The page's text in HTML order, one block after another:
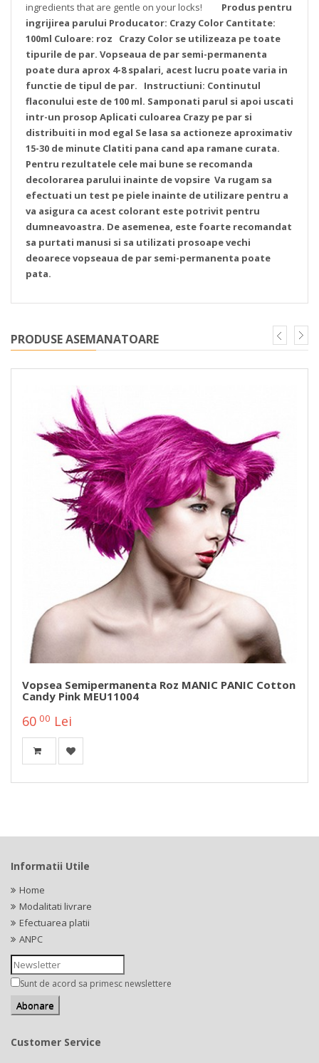
ingredients that are gentle on your locks!
Produs pentru
ingrijirea parului Producator: Crazy Color Cantitate:
100ml Culoare: roz
Crazy Color se utilizeaza pe toate
tipurile de par. Vopseaua de par semi-permanenta
poate dura aprox 4-8 spalari, acest lucru poate varia in
functie de tipul de par.
Instructiuni: Continutul
flaconului este de 100 ml. Samponati parul si apoi uscati
intr-un prosop Aplicati culoarea Crazy pe par si
distribuiti in mod egal Se lasa sa actioneze aproximativ
15-30 de minute Clatiti pana cand apa ramane curata.
Pentru rezultatele cele mai bune se recomanda
decolorarea parului inainte de vopsire Va rugam sa
efectuati un test pe piele inainte de utilizare pentru a
va asigura ca acest colorant este potrivit pentru
dumneavoastra. De asemenea, este foarte recomandat
sa purtati manusi si sa utilizati prosoape vechi
deoarece vopseaua de par semi-permanenta poate
pata.
PRODUSE ASEMANATOARE
Vopsea Semipermanenta Roz MANIC PANIC Cotton
Candy Pink MEU11004
60 00 Lei
Informatii Utile
Home
Modalitati livrare
Efectuarea platii
ANPC
Sunt de acord sa primesc newslettere
Customer Service